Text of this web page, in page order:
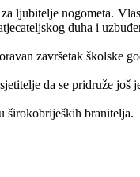
ljubitelje nogometa.
duha i
završetak školske
da se pridruže
širokobrijeških branitelja.